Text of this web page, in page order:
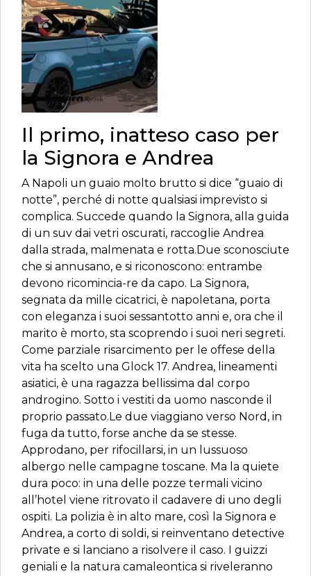
Il primo, inatteso caso per
la Signora e Andrea
A Napoli un guaio molto brutto si dice “guaio di
notte”, perché di notte qualsiasi imprevisto si
complica. Succede quando la Signora, alla guida
di un suv dai vetri oscurati, raccoglie Andrea
dalla strada, malmenata e rotta.Due sconosciute
che si annusano, e si riconoscono: entrambe
devono ricomincia-re da capo. La Signora,
segnata da mille cicatrici, è napoletana, porta
con eleganza i suoi sessantotto anni e, ora che il
marito è morto, sta scoprendo i suoi neri segreti.
Come parziale risarcimento per le offese della
vita ha scelto una Glock 17. Andrea, lineamenti
asiatici, è una ragazza bellissima dal corpo
androgino. Sotto i vestiti da uomo nasconde il
proprio passato.Le due viaggiano verso Nord, in
fuga da tutto, forse anche da se stesse.
Approdano, per rifocillarsi, in un lussuoso
albergo nelle campagne toscane. Ma la quiete
dura poco: in una delle pozze termali vicino
all’hotel viene ritrovato il cadavere di uno degli
ospiti. La polizia è in alto mare, così la Signora e
Andrea, a corto di soldi, si reinventano detective
private e si lanciano a risolvere il caso. I guizzi
geniali e la natura camaleontica si riveleranno